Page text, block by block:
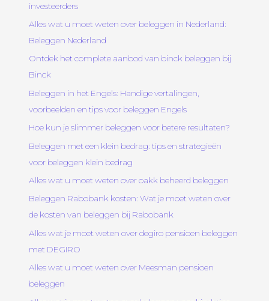
investeerders
Alles wat u moet weten over beleggen in Nederland:
Beleggen Nederland
Ontdek het complete aanbod van binck beleggen bij
Binck
Beleggen in het Engels: Handige vertalingen,
voorbeelden en tips voor beleggen Engels
Hoe kun je slimmer beleggen voor betere resultaten?
Beleggen met een klein bedrag: tips en strategieën
voor beleggen klein bedrag
Alles wat u moet weten over oakk beheerd beleggen
Beleggen Rabobank kosten: Wat je moet weten over
de kosten van beleggen bij Rabobank
Alles wat je moet weten over degiro pensioen beleggen
met DEGIRO
Alles wat u moet weten over Meesman pensioen
beleggen